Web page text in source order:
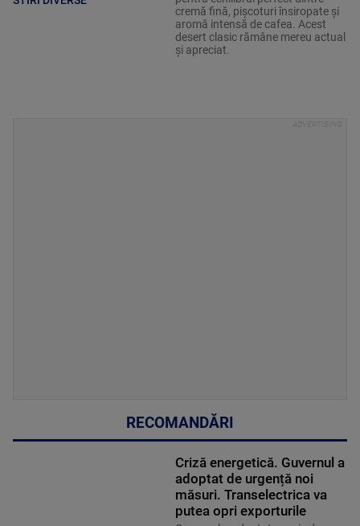
cremă fină, pișcoturi însiropate și
aromă intensă de cafea. Acest
desert clasic rămâne mereu actual
și apreciat.
RECOMANDĂRI
Criză energetică. Guvernul a
adoptat de urgență noi
măsuri. Transelectrica va
putea opri exporturile